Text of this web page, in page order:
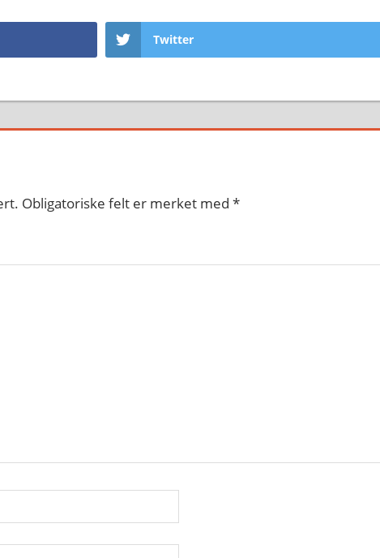
Twitter
Obligatoriske felt er merket med *